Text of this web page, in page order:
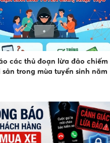
các thủ đoạn lừa đảo chiếm
trong mùa tuyển sinh năm